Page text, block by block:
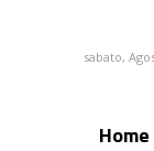
sabato,
Home